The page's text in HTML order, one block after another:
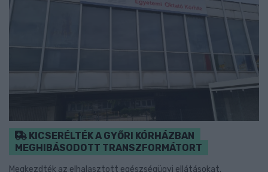
KICSERÉLTÉK A GYŐRI KÓRHÁZBAN
MEGHIBÁSODOTT TRANSZFORMÁTORT
Megkezdték az elhalasztott egészségügyi ellátásokat.